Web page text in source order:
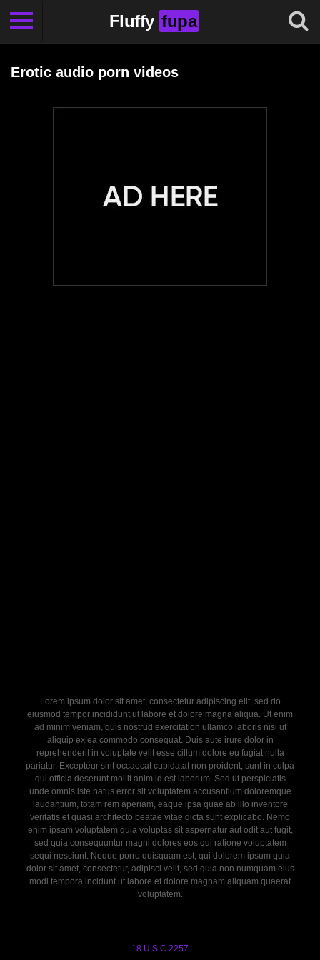
Fluffy fupa
Erotic audio porn videos
Lorem ipsum dolor sit amet, consectetur adipiscing elit, sed do
eiusmod tempor incididunt ut labore et dolore magna aliqua. Ut enim
ad minim veniam, quis nostrud exercitation ullamco laboris nisi ut
aliquip ex ea commodo consequat. Duis aute irure dolor in
reprehenderit in voluptate velit esse cillum dolore eu fugiat nulla
pariatur. Excepteur sint occaecat cupidatat non proident, sunt in culpa
qui officia deserunt mollit anim id est laborum. Sed ut perspiciatis
unde omnis iste natus error sit voluptatem accusantium doloremque
laudantium, totam rem aperiam, eaque ipsa quae ab illo inventore
veritatis et quasi architecto beatae vitae dicta sunt explicabo. Nemo
enim ipsam voluptatem quia voluptas sit aspernatur aut odit aut fugit,
sed quia consequuntur magni dolores eos qui ratione voluptatem
sequi nesciunt. Neque porro quisquam est, qui dolorem ipsum quia
dolor sit amet, consectetur, adipisci velit, sed quia non numquam eius
modi tempora incidunt ut labore et dolore magnam aliquam quaerat
voluptatem.
18 U.S.C 2257